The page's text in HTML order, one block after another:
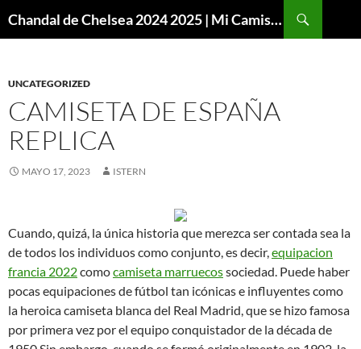
Chandal de Chelsea 2024 2025 | Mi Camiseta Futbol
UNCATEGORIZED
CAMISETA DE ESPAÑA
REPLICA
MAYO 17, 2023 ISTERN
Cuando, quizá, la única historia que merezca ser contada sea la
de todos los individuos como conjunto, es decir,equipacion
francia 2022comocamiseta marruecossociedad. Puede haber
pocas equipaciones de fútbol tan icónicas e influyentes como
la heroica camiseta blanca del Real Madrid, que se hizo famosa
por primera vez por el equipo conquistador de la década de